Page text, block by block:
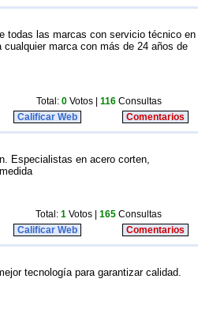
todas las marcas con servicio técnico en
marca con más de 24 años de
Total: 0Votos | 116Consultas
Calificar Web Comentarios
Especialistas en acero corten,
Total: 1 Votos | 165 Consultas
Calificar Web Comentarios
tecnología para garantizar calidad.